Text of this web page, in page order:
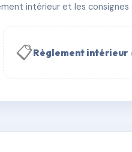
intérieur et les
📋Règlement intérieur
🇫🇷